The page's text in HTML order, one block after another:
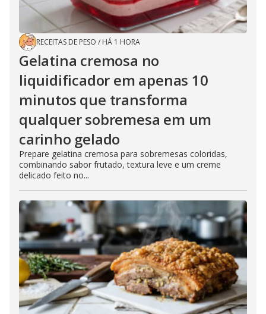
RECEITAS DE PESO / HÁ 1 HORA
Gelatina cremosa no
liquidificador em apenas 10
minutos que transforma
qualquer sobremesa em um
carinho gelado
Prepare gelatina cremosa para sobremesas coloridas,
combinando sabor frutado, textura leve e um creme
delicado feito no...